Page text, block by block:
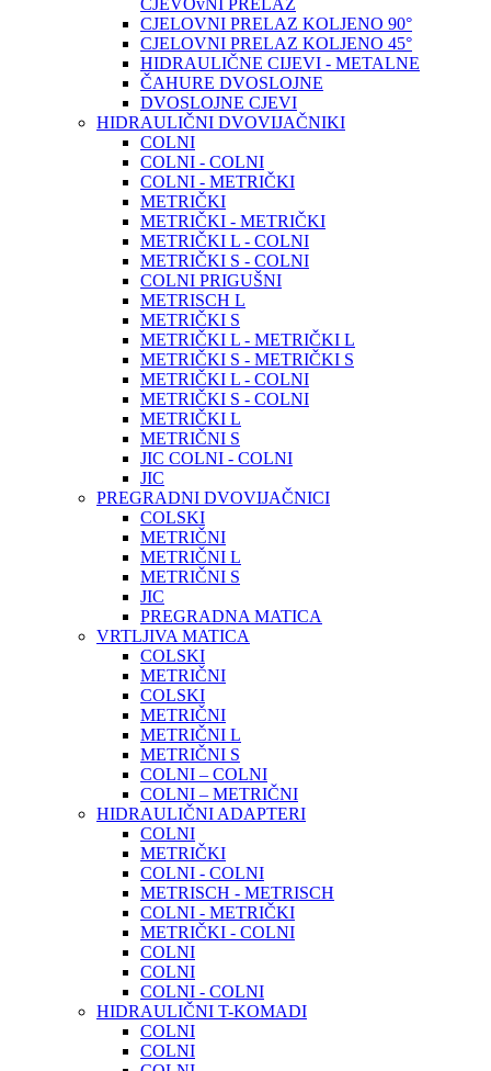
CJEVOvNI PRELAZ
CJELOVNI PRELAZ KOLJENO 90°
CJELOVNI PRELAZ KOLJENO 45°
HIDRAULIČNE CIJEVI - METALNE
ČAHURE DVOSLOJNE
DVOSLOJNE CJEVI
HIDRAULIČNI DVOVIJAČNIKI
COLNI
COLNI - COLNI
COLNI - METRIČKI
METRIČKI
METRIČKI - METRIČKI
METRIČKI L - COLNI
METRIČKI S - COLNI
COLNI PRIGUŠNI
METRISCH L
METRIČKI S
METRIČKI L - METRIČKI L
METRIČKI S - METRIČKI S
METRIČKI L - COLNI
METRIČKI S - COLNI
METRIČKI L
METRIČNI S
JIC COLNI - COLNI
JIC
PREGRADNI DVOVIJAČNICI
COLSKI
METRIČNI
METRIČNI L
METRIČNI S
JIC
PREGRADNA MATICA
VRTLJIVA MATICA
COLSKI
METRIČNI
COLSKI
METRIČNI
METRIČNI L
METRIČNI S
COLNI – COLNI
COLNI – METRIČNI
HIDRAULIČNI ADAPTERI
COLNI
METRIČKI
COLNI - COLNI
METRISCH - METRISCH
COLNI - METRIČKI
METRIČKI - COLNI
COLNI
COLNI
COLNI - COLNI
HIDRAULIČNI T-KOMADI
COLNI
COLNI